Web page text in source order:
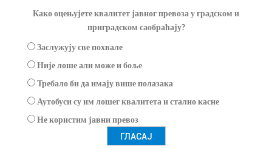
Како оцењујете квалитет јавног превоза у градском и
приградском саобраћају?
Заслужују све похвале
Није лоше али може и боље
Требало би да имају више полазака
Аутобуси су им лошег квалитета и стално касне
Не користим јавни превоз